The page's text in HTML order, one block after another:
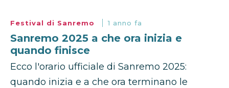
Festival di Sanremo 1 anno fa
Sanremo 2025 a che ora inizia e
quando finisce
Ecco l'orario ufficiale di Sanremo 2025:
quando inizia e a che ora terminano le